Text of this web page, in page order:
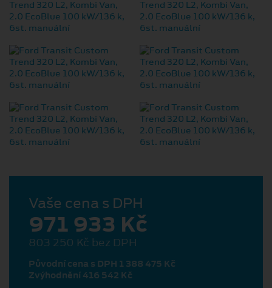
Vaše cena s DPH
971 933 Kč
803 250 Kč bez DPH
Původní cena s DPH 1 388 475 Kč
Zvýhodnění 416 542 Kč